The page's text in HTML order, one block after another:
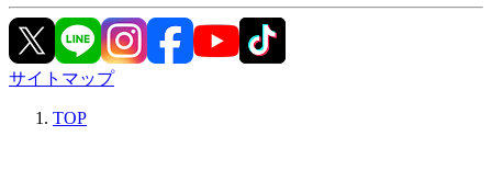
サイトマップ
TOP